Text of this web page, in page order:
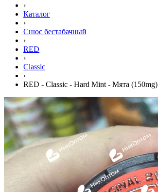
›
Каталог
›
Снюс бестабачный
›
RED
›
Classic
›
RED - Classic - Hard Mint - Мята (150mg)